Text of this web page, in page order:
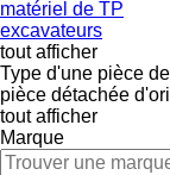
matériel de TP
excavateurs
tout afficher
Type d'une pièce
pièce détachée
tout afficher
Marque